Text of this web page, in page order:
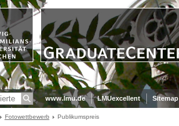
www.lmu.de LMUexcellent Sitemap
Fotowettbewerb Publikumspreis